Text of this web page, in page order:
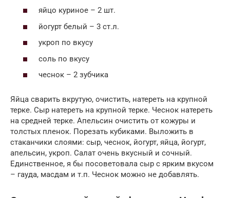
яйцо куриное – 2 шт.
йогурт белый – 3 ст.л.
укроп по вкусу
соль по вкусу
чеснок – 2 зубчика
Яйца сварить вкрутую, очистить, натереть на крупной
терке. Сыр натереть на крупной терке. Чеснок натереть
на средней терке. Апельсин очистить от кожуры и
толстых пленок. Порезать кубиками. Выложить в
стаканчики слоями: сыр, чеснок, йогурт, яйца, йогурт,
апельсин, укроп. Салат очень вкусный и сочный.
Единственное, я бы посоветовала сыр с ярким вкусом
– гауда, масдам и т.п. Чеснок можно не добавлять.